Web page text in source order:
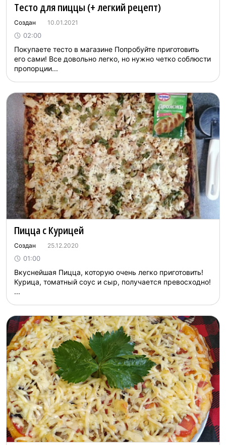
Тесто для пиццы (+ легкий рецепт)
Создан 10.01.2021
02:00
Покупаете тесто в магазине Попробуйте приготовить
его сами! Все довольно легко, но нужно четко соблюсти
пропорции...
Пицца с Курицей
Создан 25.12.2020
01:00
Вкуснейшая Пицца, которую очень легко приготовить!
Курица, томатный соус и сыр, получается превосходно!
...